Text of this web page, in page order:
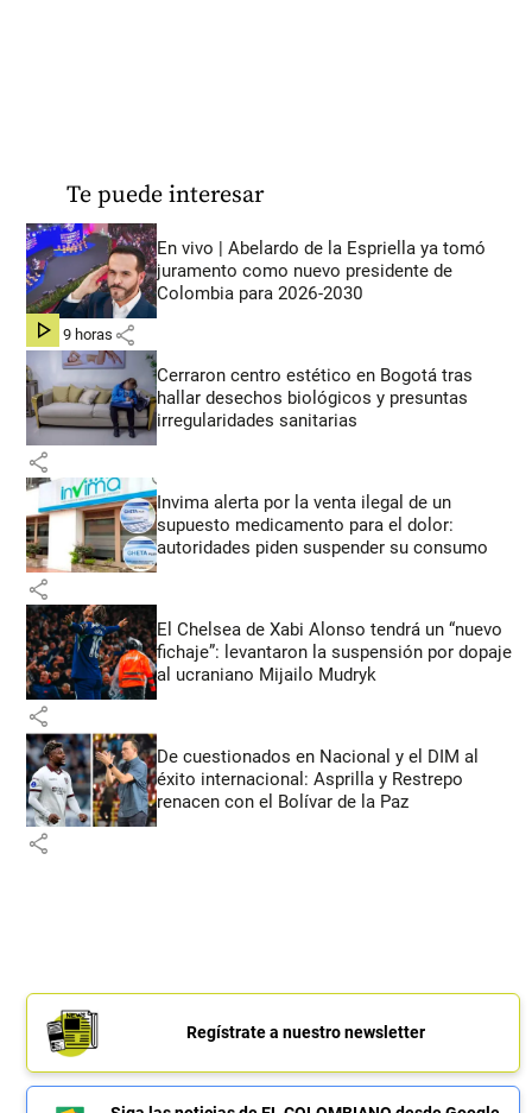
Te puede interesar
En vivo | Abelardo de la Espriella ya tomó
juramento como nuevo presidente de
Colombia para 2026-2030
hace 9 horas share
Cerraron centro estético en Bogotá tras
hallar desechos biológicos y presuntas
irregularidades sanitarias
share
Invima alerta por la venta ilegal de un
supuesto medicamento para el dolor:
autoridades piden suspender su consumo
share
El Chelsea de Xabi Alonso tendrá un “nuevo
fichaje”: levantaron la suspensión por dopaje
al ucraniano Mijailo Mudryk
share
De cuestionados en Nacional y el DIM al
éxito internacional: Asprilla y Restrepo
renacen con el Bolívar de la Paz
share
Regístrate a nuestro newsletter